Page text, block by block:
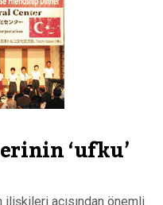
‘ufku’
açısından önemli